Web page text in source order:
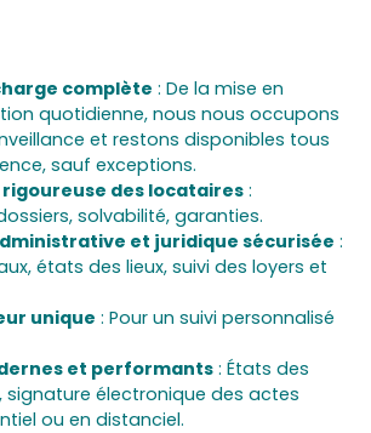
complète : De la mise en
quotidienne, nous nous occupons
et restons disponibles tous
sauf exceptions.
des locataires:
solvabilité, garanties.
et juridique sécurisée :
états des lieux, suivi des loyers et
unique : Pour un suivi personnalisé
et performants : États des
signature électronique des actes
ou en distanciel.